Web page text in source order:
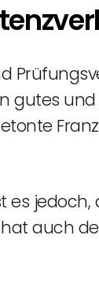
gutes
es
auch